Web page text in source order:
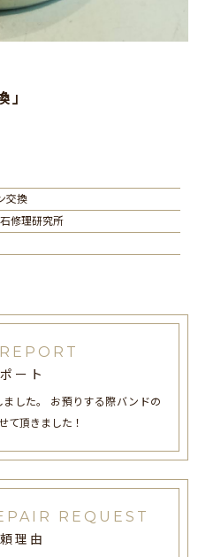
」
交換
修理研究所
ート
した。 お預りする際バンドの
て頂きました！
REQUEST
理由